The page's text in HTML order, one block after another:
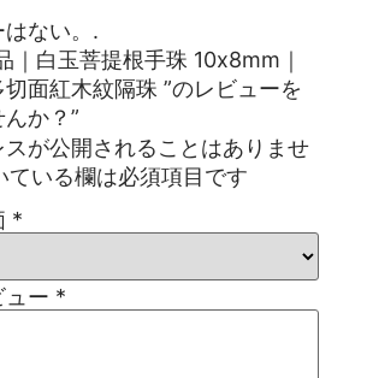
はない。.
｜白玉菩提根手珠 10x8mm｜
面紅木紋隔珠 ”のレビューを
か？”
スが公開されることはありませ
ている欄は必須項目です
*
ュー *